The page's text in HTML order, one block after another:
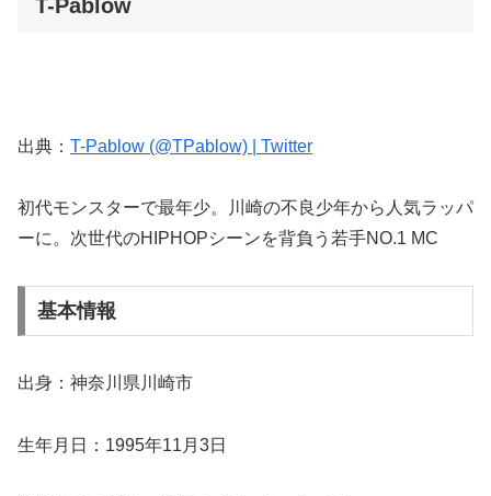
T-Pablow
出典： T-Pablow (@TPablow) | Twitter
初代モンスターで最年少。川崎の不良少年から人気ラッパ
ーに。次世代のHIPHOPシーンを背負う若手NO.1 MC
基本情報
出身：神奈川県川崎市
生年月日：1995年11月3日